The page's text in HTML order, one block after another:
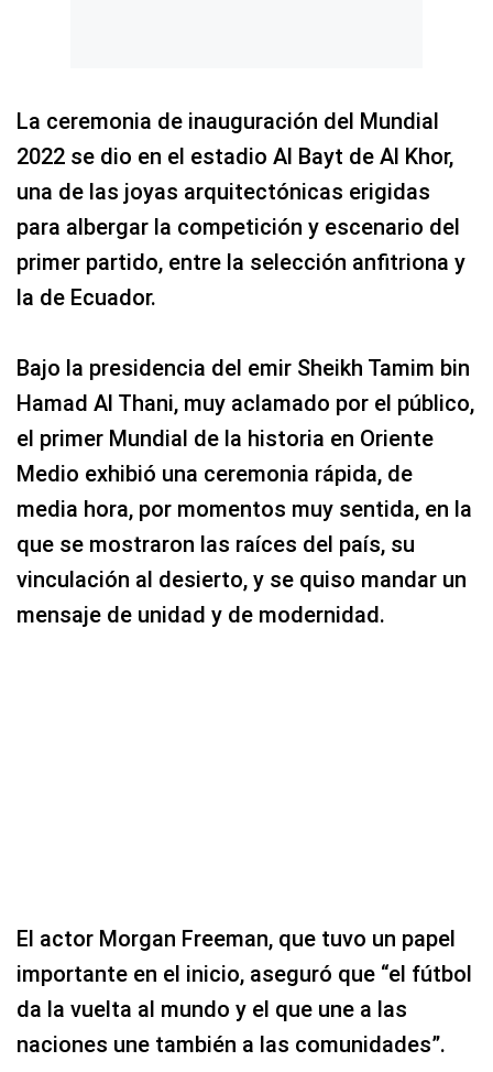
La ceremonia de inauguración del Mundial
2022 se dio en el estadio Al Bayt de Al Khor,
una de las joyas arquitectónicas erigidas
para albergar la competición y escenario del
primer partido, entre la selección anfitriona y
la de Ecuador.
Bajo la presidencia del emir Sheikh Tamim bin
Hamad Al Thani, muy aclamado por el público,
el primer Mundial de la historia en Oriente
Medio exhibió una ceremonia rápida, de
media hora, por momentos muy sentida, en la
que se mostraron las raíces del país, su
vinculación al desierto, y se quiso mandar un
mensaje de unidad y de modernidad.
El actor Morgan Freeman, que tuvo un papel
importante en el inicio, aseguró que “el fútbol
da la vuelta al mundo y el que une a las
naciones une también a las comunidades”.